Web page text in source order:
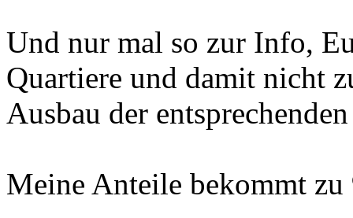
Und nur mal so zur Info,
Quartiere und damit nicht
Ausbau der
Meine Anteile bekommt